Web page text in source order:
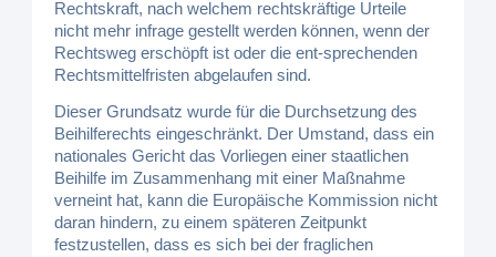
Rechtskraft, nach welchem rechtskräftige Urteile
nicht mehr infrage gestellt werden können, wenn der
Rechtsweg erschöpft ist oder die ent-sprechenden
Rechtsmittelfristen abgelaufen sind.
Dieser Grundsatz wurde für die Durchsetzung des
Beihilferechts eingeschränkt. Der Umstand, dass ein
nationales Gericht das Vorliegen einer staatlichen
Beihilfe im Zusammenhang mit einer Maßnahme
verneint hat, kann die Europäische Kommission nicht
daran hindern, zu einem späteren Zeitpunkt
festzustellen, dass es sich bei der fraglichen